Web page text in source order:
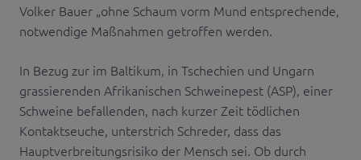
Volker Bauer „ohne Schaum vorm Mund entsprechende,
notwendige Maßnahmen getroffen werden.
In Bezug zur im Baltikum, in Tschechien und Ungarn
grassierenden Afrikanischen Schweinepest (ASP), einer
Schweine befallenden, nach kurzer Zeit tödlichen
Kontaktseuche, unterstrich Schreder, dass das
Hauptverbreitungsrisiko der Mensch sei. Ob durch